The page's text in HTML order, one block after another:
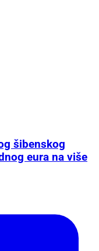
šibenskog
eura na više